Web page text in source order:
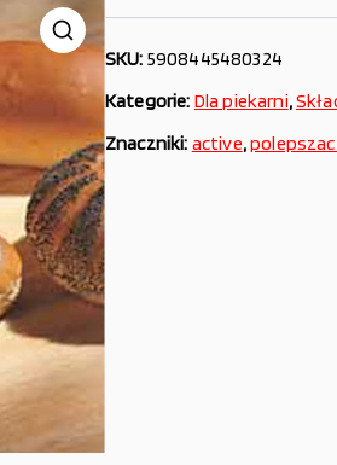
SKU: 5908445480324
Kategorie: Dla piekarni,
Znaczniki: active,